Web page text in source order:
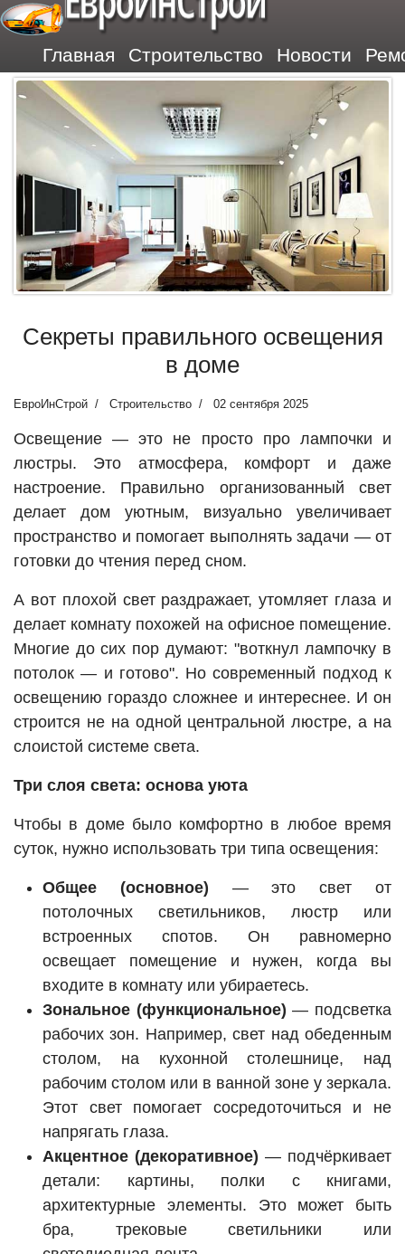
Главная Строительство Новости
Секреты правильного освещения
в доме
ЕвроИнСтрой Строительство 02 сентября 2025
Освещение — это не просто про лампочки и
люстры. Это атмосфера, комфорт и даже
настроение. Правильно организованный свет
делает дом уютным, визуально увеличивает
пространство и помогает выполнять задачи — от
готовки до чтения перед сном.
А вот плохой свет раздражает, утомляет глаза и
делает комнату похожей на офисное помещение.
Многие до сих пор думают: "воткнул лампочку в
потолок — и готово". Но современный подход к
освещению гораздо сложнее и интереснее. И он
строится не на одной центральной люстре, а на
слоистой системе света.
Три слоя света: основа уюта
Чтобы в доме было комфортно в любое время
суток, нужно использовать три типа освещения:
Общее (основное) — это свет от
потолочных светильников, люстр или
встроенных спотов. Он равномерно
освещает помещение и нужен, когда вы
входите в комнату или убираетесь.
Зональное (функциональное) — подсветка
рабочих зон. Например, свет над обеденным
столом, на кухонной столешнице, над
рабочим столом или в ванной зоне у зеркала.
Этот свет помогает сосредоточиться и не
напрягать глаза.
Акцентное (декоративное) — подчёркивает
детали: картины, полки с книгами,
архитектурные элементы. Это может быть
бра, трековые светильники или